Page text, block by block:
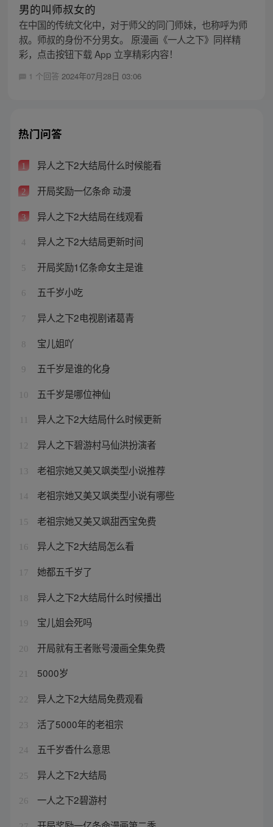
男的叫师叔女的
在中国的传统文化中，对于师父的同门师妹，也称呼为师
叔。师叔的身份不分男女。 原漫画《一人之下》同样精
彩，点击按钮下载 App 立享精彩内容！
1 个回答 2024年07月28日 03:06
热门问答
1 异人之下2大结局什么时候能看
2 开局奖励一亿条命 动漫
3 异人之下2大结局在线观看
4 异人之下2大结局更新时间
5 开局奖励1亿条命女主是谁
6 五千岁小吃
7 异人之下2电视剧诸葛青
8 宝儿姐吖
9 五千岁是谁的化身
10 五千岁是哪位神仙
异人之下2大结局什么时候更新
12 异人之下碧游村马仙洪扮演者
13 老祖宗她又美又飒类型小说推荐
14 老祖宗她又美又飒类型小说有哪些
15 老祖宗她又美又飒甜西宝免费
16 异人之下2大结局怎么看
17 她都五千岁了
18 异人之下2大结局什么时候播出
19 宝儿姐会死吗
20 开局就有王者账号漫画全集免费
21 5000岁
22 异人之下2大结局免费观看
23 活了5000年的老祖宗
24 五千岁香什么意思
25 异人之下2大结局
26 一人之下2碧游村